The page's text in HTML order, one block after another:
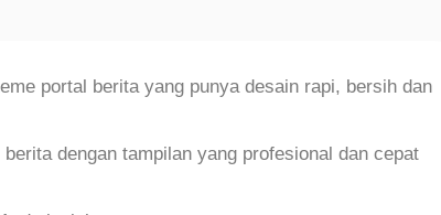
portal berita yang punya desain rapi, bersih dan
dengan tampilan yang profesional dan cepat